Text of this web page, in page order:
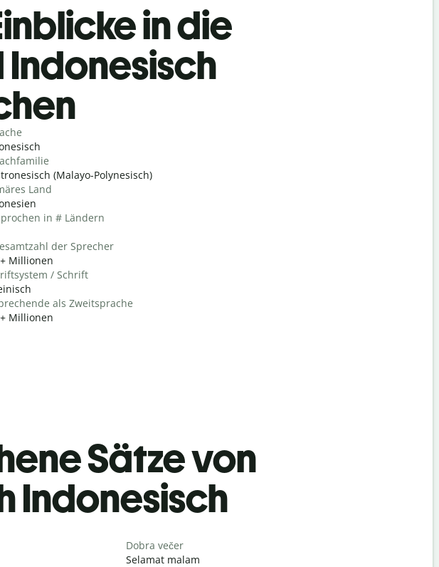
in die
(Malayo-Polynesisch)
Land
in # Ländern
der Sprecher
Millionen
/ Schrift
als Zweitsprache
Millionen
Sätze von
Indonesisch
Dobra večer
Selamat malam